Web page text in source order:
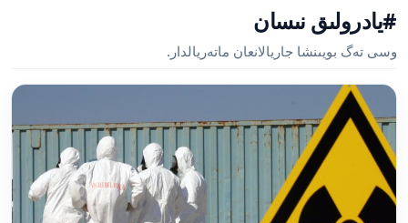
#يادرولىق نىسان
وسى تەگ بويىنشا جاريالانعان ماتەريالدار.